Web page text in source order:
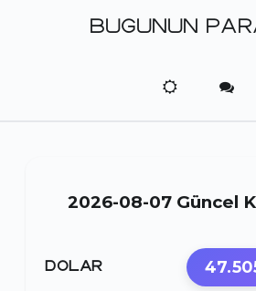
BUGUNUN
2026-08-07 Güncel
DOLAR